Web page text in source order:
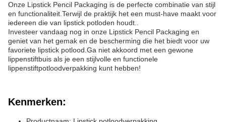
Onze Lipstick Pencil Packaging is de perfecte combinatie van stijl
en functionaliteit.Terwijl de praktijk het een must-have maakt voor
iedereen die van lipstick potloden houdt..
Investeer vandaag nog in onze Lipstick Pencil Packaging en
geniet van het gemak en de bescherming die het biedt voor uw
favoriete lipstick potlood.Ga niet akkoord met een gewone
lippenstiftbuis als je een stijlvolle en functionele
lippenstiftpotloodverpakking kunt hebben!
Kenmerken: